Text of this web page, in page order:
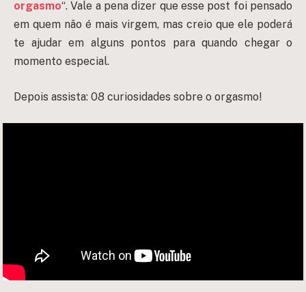
orgasmo“. Vale a pena dizer que esse post foi pensado
em quem não é mais virgem, mas creio que ele poderá
te ajudar em alguns pontos para quando chegar o
momento especial.
Depois assista: 08 curiosidades sobre o orgasmo!